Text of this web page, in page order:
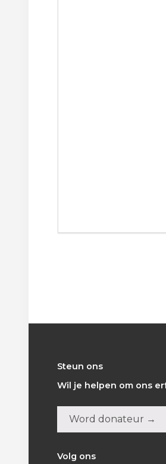
Steun ons
Wil je helpen om ons
Word donateur →
Volg ons